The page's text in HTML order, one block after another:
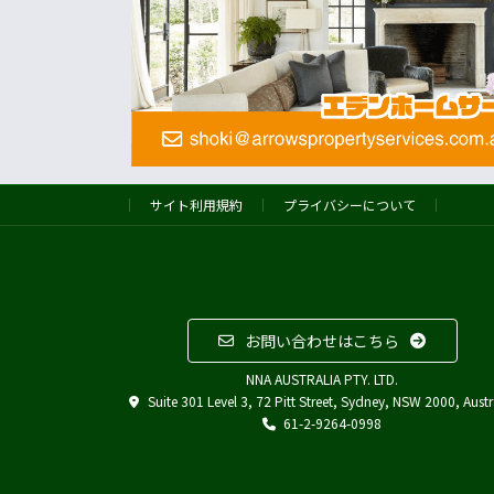
サイト利用規約 プライバシーについて
お問い合わせはこちら
NNA AUSTRALIA PTY. LTD.
Suite 301 Level 3, 72 Pitt Street, Sydney, NSW 2000,
61-2-9264-0998